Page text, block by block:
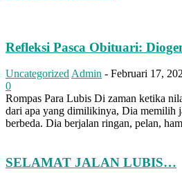
Refleksi Pasca Obituari:
Uncategorized Admin - Februari 17,
0
Rompas Para Lubis Di zaman ketika
dari apa yang dimilikinya, Dia memilih
berbeda. Dia berjalan ringan, pelan,
SELAMAT JALAN LUBIS…